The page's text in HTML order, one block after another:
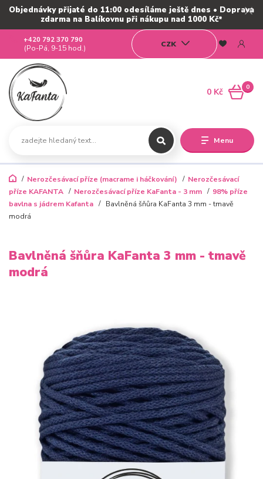
Objednávky přijaté do 11:00 odesíláme ještě dnes • Doprava
zdarma na Balíkovnu při nákupu nad 1000 Kč*
Menu
CZK
+420 792 370 790
(Po-Pá, 9-15 hod.)
0
0 Kč
Nerozčesávací příze (macrame i háčkování)
Nerozčesávací
příze KAFANTA
Nerozčesávací příze KaFanta - 3 mm
98% příze
bavlna s jádrem Kafanta
Bavlněná šňůra KaFanta 3 mm - tmavě
modrá
Bavlněná šňůra KaFanta 3 mm - tmavě
modrá